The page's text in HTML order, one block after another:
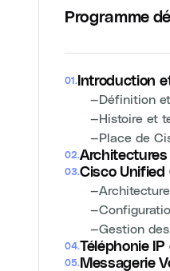
Programme
01 . Introduction
—Définition
—Histoire et
—Place de
02.Architectures
03.Cisco Unified
—
—
—Gestion
04.Téléphonie
05. Messagerie